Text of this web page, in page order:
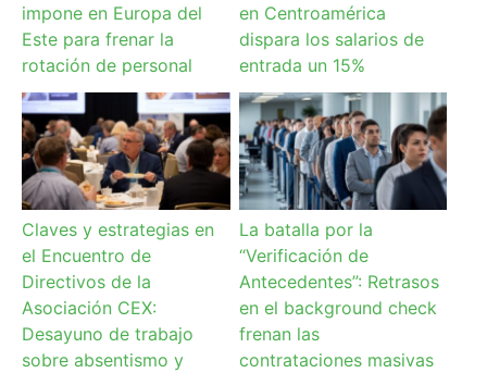
impone en Europa del
Este para frenar la
rotación de personal
en Centroamérica
dispara los salarios de
entrada un 15%
Claves y estrategias en
el Encuentro de
Directivos de la
Asociación CEX:
Desayuno de trabajo
sobre absentismo y
La batalla por la
“Verificación de
Antecedentes”: Retrasos
en el background check
frenan las
contrataciones masivas